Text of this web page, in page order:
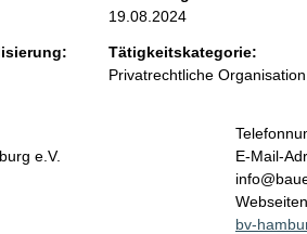
19.08.2024
Tätigkeitskategorie:
Privatrechtliche Organisation
e.V.
K
o
n
t
a
E-Mail-
bv-